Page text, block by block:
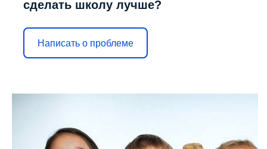
сделать школу лучше?
Написать о проблеме